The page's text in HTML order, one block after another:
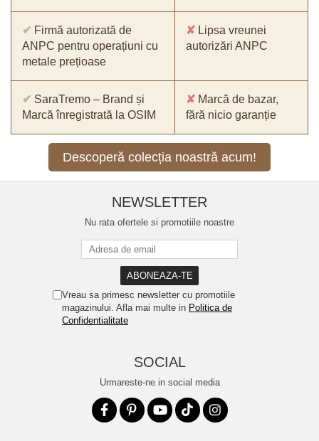
✔ Firmă autorizată de
ANPC pentru operațiuni cu
metale prețioase
✘ Lipsa vreunei
autorizări ANPC
✔ SaraTremo – Brand și
Marcă înregistrată la OSIM
✘ Marcă de bazar,
fără nicio garanție
Descoperă colecția noastră acum!
NEWSLETTER
Nu rata ofertele si promotiile noastre
Vreau sa primesc newsletter cu promotiile
magazinului. Afla mai multe in Politica de
Confidentialitate
SOCIAL
Urmareste-ne in social media